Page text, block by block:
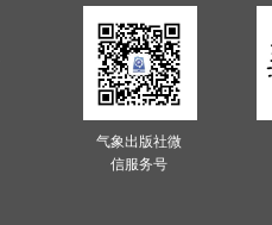
气象出版社微
信服务号